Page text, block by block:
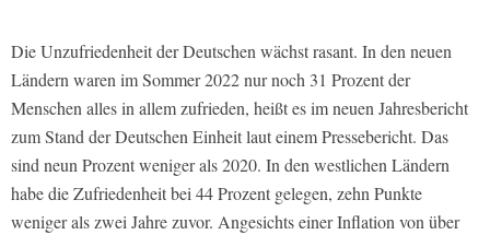
Die Unzufriedenheit der Deutschen wächst rasant. In den neuen
Ländern waren im Sommer 2022 nur noch 31 Prozent der
Menschen alles in allem zufrieden, heißt es im neuen Jahresbericht
zum Stand der Deutschen Einheit laut einem Pressebericht. Das
sind neun Prozent weniger als 2020. In den westlichen Ländern
habe die Zufriedenheit bei 44 Prozent gelegen, zehn Punkte
weniger als zwei Jahre zuvor. Angesichts einer Inflation von über